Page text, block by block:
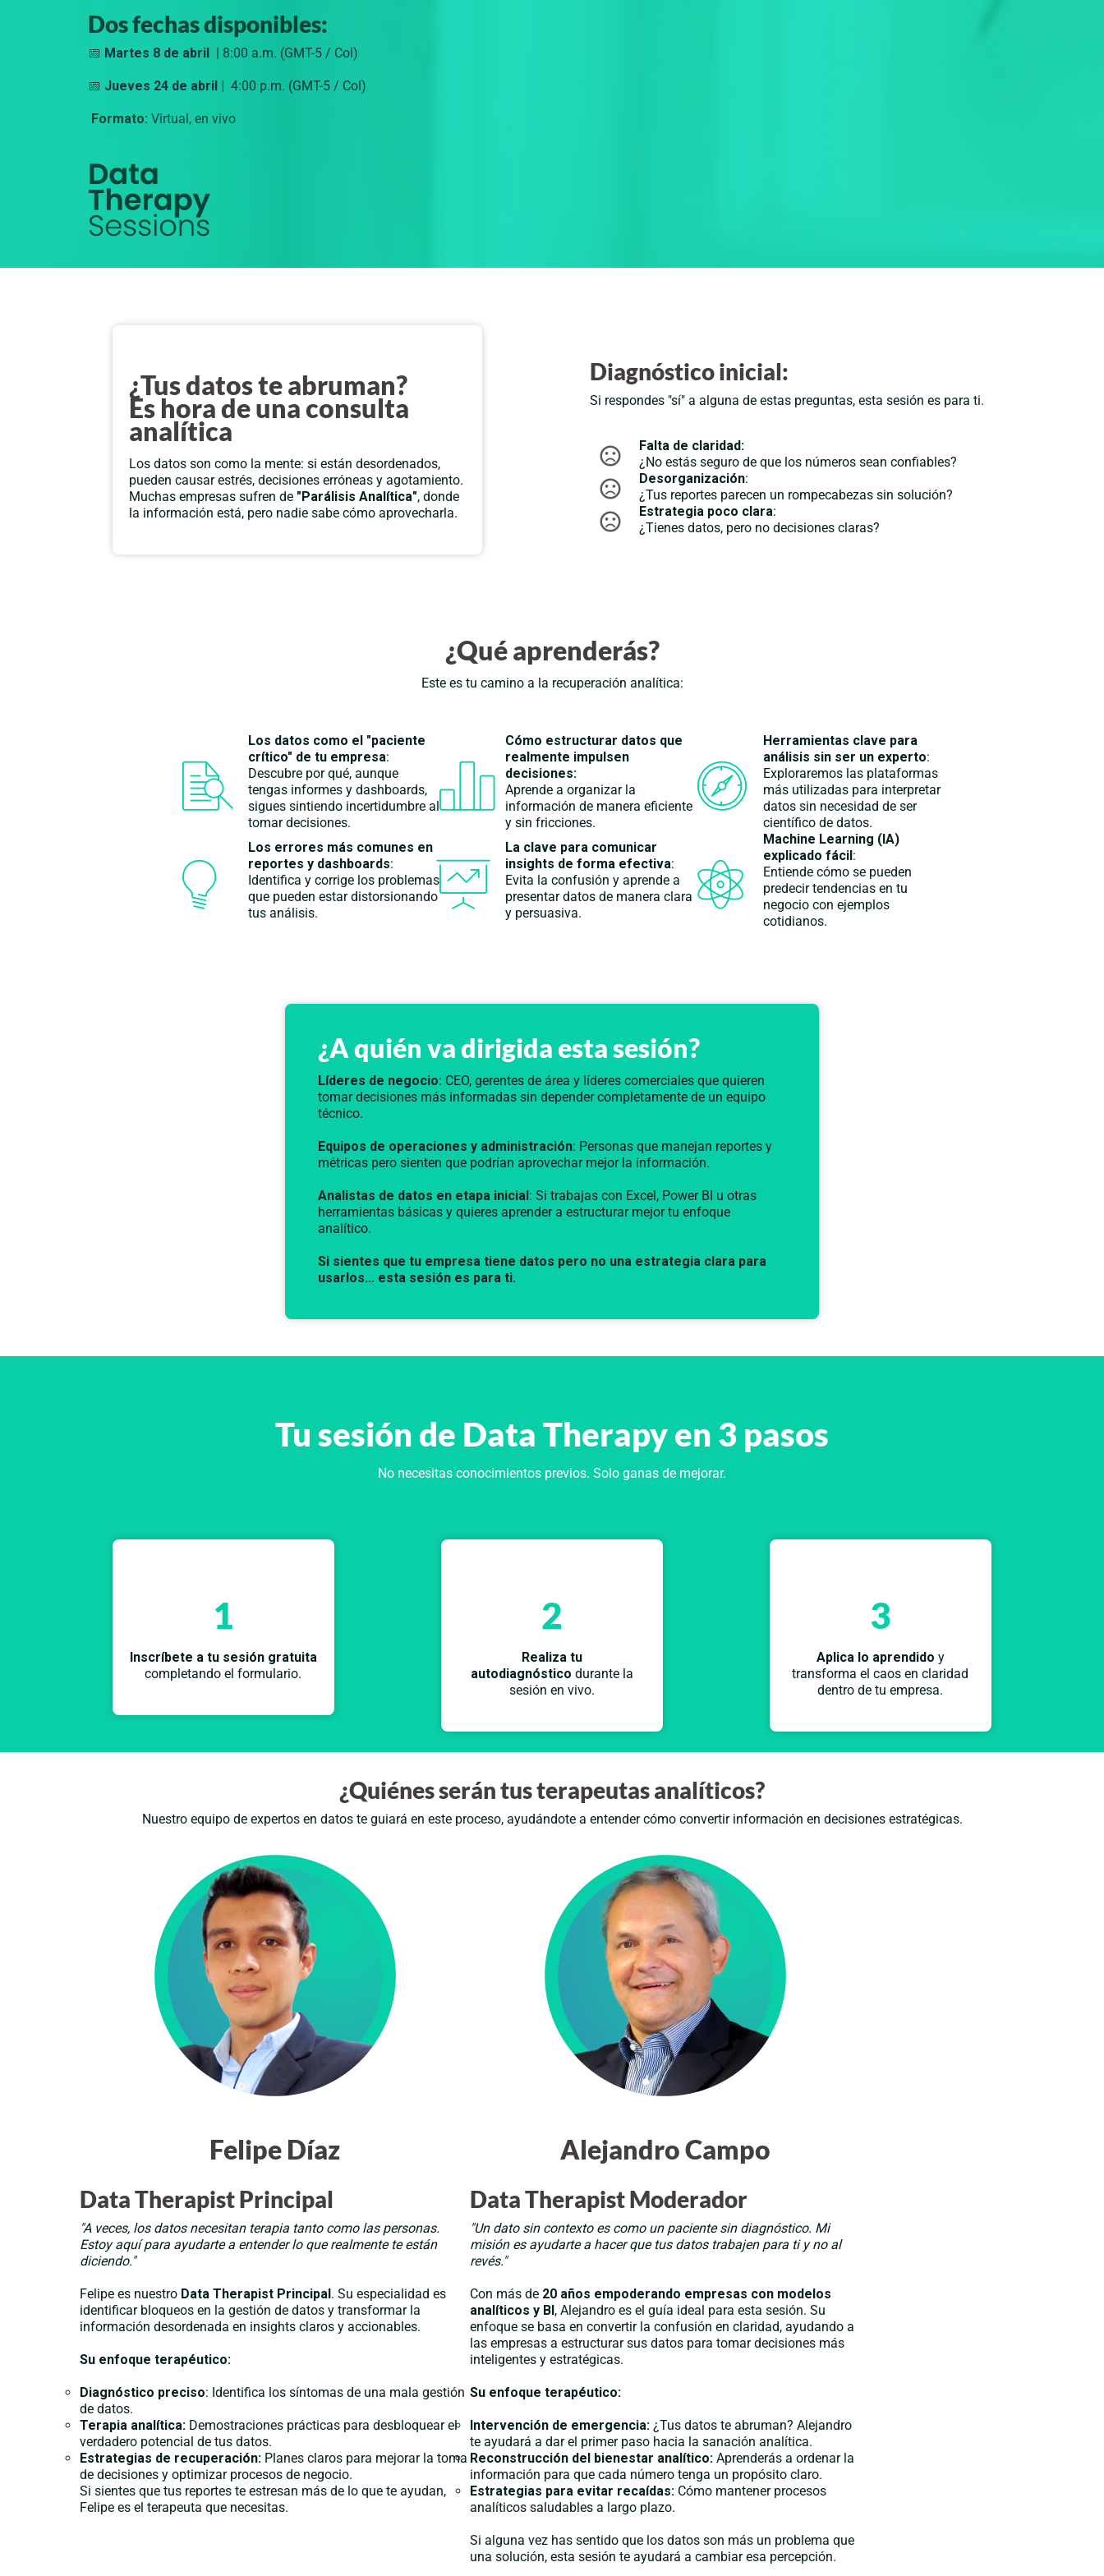
Dos fechas disponibles:
📅 Martes 8 de abril | 8:00 a.m. (GMT-5 / Col)
📅 Jueves 24 de abril | 4:00 p.m. (GMT-5 / Col)
Formato: Virtual, en vivo
¿Tus datos te abruman?
Es hora de una consulta
analítica
Los datos son como la mente: si están desordenados,
pueden causar estrés, decisiones erróneas y agotamiento.
Muchas empresas sufren de "Parálisis Analítica", donde
la información está, pero nadie sabe cómo aprovecharla.
Diagnóstico inicial:
Si respondes "sí" a alguna de estas preguntas, esta sesión es para ti.
Falta de claridad:
¿No estás seguro de que los números sean confiables?
Desorganización:
¿Tus reportes parecen un rompecabezas sin solución?
Estrategia poco clara:
¿Tienes datos, pero no decisiones claras?
¿Qué aprenderás?
Este es tu camino a la recuperación analítica:
Los datos como el "paciente
crítico" de tu empresa:
Descubre por qué, aunque
tengas informes y dashboards,
sigues sintiendo incertidumbre al
tomar decisiones.
Cómo estructurar datos que
realmente impulsen
decisiones:
Aprende a organizar la
información de manera eficiente
y sin fricciones.
Herramientas clave para
análisis sin ser un experto:
Exploraremos las plataformas
más utilizadas para interpretar
datos sin necesidad de ser
científico de datos.
Los errores más comunes en
reportes y dashboards:
Identifica y corrige los problemas
que pueden estar distorsionando
tus análisis.
La clave para comunicar
insights de forma efectiva:
Evita la confusión y aprende a
presentar datos de manera clara
y persuasiva.
Machine Learning (IA)
explicado fácil :
Entiende cómo se pueden
predecir tendencias en tu
negocio con ejemplos
cotidianos.
¿A quién va dirigida esta sesión?
Líderes de negocio: CEO, gerentes de área y líderes comerciales que quieren
tomar decisiones más informadas sin depender completamente de un equipo
técnico.
Equipos de operaciones y administración: Personas que manejan reportes y
métricas pero sienten que podrían aprovechar mejor la información.
Analistas de datos en etapa inicial : Si trabajas con Excel, Power BI u otras
herramientas básicas y quieres aprender a estructurar mejor tu enfoque
analítico.
Si sientes que tu empresa tiene datos pero no una estrategia clara para
usarlos… esta sesión es para ti.
Tu sesión de Data Therapy en 3 pasos
No necesitas conocimientos previos. Solo ganas de mejorar.
1
Inscríbete a tu sesión gratuita
completando el formulario.
2
Realiza tu
autodiagnóstico durante la
sesión en vivo.
3
Aplica lo aprendido y
transforma el caos en claridad
dentro de tu empresa.
¿Quiénes serán tus terapeutas analíticos?
Nuestro equipo de expertos en datos te guiará en este proceso, ayudándote a entender cómo convertir información en decisiones estratégicas.
Felipe Díaz
Data Therapist Principal
"A veces, los datos necesitan terapia tanto como las personas.
Estoy aquí para ayudarte a entender lo que realmente te están
diciendo."
Felipe es nuestro Data Therapist Principal. Su especialidad es
identificar bloqueos en la gestión de datos y transformar la
información desordenada en insights claros y accionables.
Su enfoque terapéutico:
Diagnóstico preciso: Identifica los síntomas de una mala gestión
de datos.
Terapia analítica: Demostraciones prácticas para desbloquear el
verdadero potencial de tus datos.
Estrategias de recuperación: Planes claros para mejorar la toma
de decisiones y optimizar procesos de negocio.
Si sientes que tus reportes te estresan más de lo que te ayudan,
Felipe es el terapeuta que necesitas.
Alejandro Campo
Data Therapist Moderador
"Un dato sin contexto es como un paciente sin diagnóstico. Mi
misión es ayudarte a hacer que tus datos trabajen para ti y no al
revés."
Con más de 20 años empoderando empresas con modelos
analíticos y BI, Alejandro es el guía ideal para esta sesión. Su
enfoque se basa en convertir la confusión en claridad, ayudando a
las empresas a estructurar sus datos para tomar decisiones más
inteligentes y estratégicas.
Su enfoque terapéutico:
Intervención de emergencia: ¿Tus datos te abruman? Alejandro
te ayudará a dar el primer paso hacia la sanación analítica.
Reconstrucción del bienestar analítico: Aprenderás a ordenar la
información para que cada número tenga un propósito claro.
Estrategias para evitar recaídas: Cómo mantener procesos
analíticos saludables a largo plazo.
Si alguna vez has sentido que los datos son más un problema que
una solución, esta sesión te ayudará a cambiar esa percepción.